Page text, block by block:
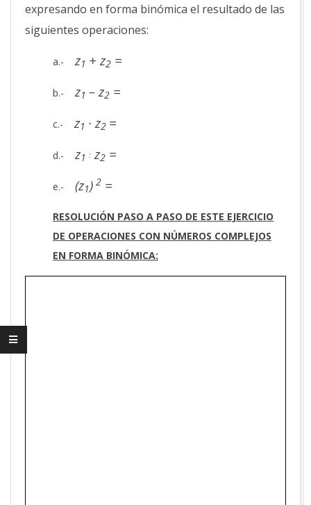
expresando en forma binómica el resultado de las
siguientes operaciones:
a.- z1 + z2 =
b.- z1 – z2 =
c.- z1 · z2 =
d.- z1 : z2 =
e.- (z1) 2 =
RESOLUCIÓN PASO A PASO DE ESTE EJERCICIO
DE OPERACIONES CON NÚMEROS COMPLEJOS
EN FORMA BINÓMICA: